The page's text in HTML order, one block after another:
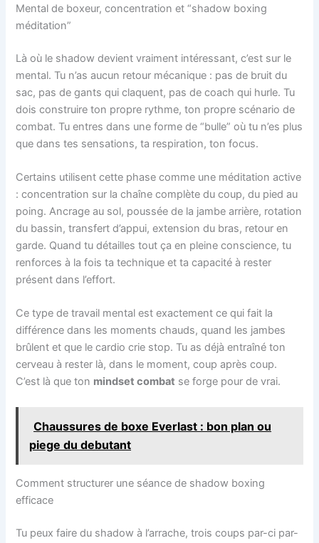
Mental de boxeur, concentration et “shadow boxing
méditation”
Là où le shadow devient vraiment intéressant, c’est sur le
mental. Tu n’as aucun retour mécanique : pas de bruit du
sac, pas de gants qui claquent, pas de coach qui hurle. Tu
dois construire ton propre rythme, ton propre scénario de
combat. Tu entres dans une forme de “bulle” où tu n’es plus
que dans tes sensations, ta respiration, ton focus.
Certains utilisent cette phase comme une méditation active
: concentration sur la chaîne complète du coup, du pied au
poing. Ancrage au sol, poussée de la jambe arrière, rotation
du bassin, transfert d’appui, extension du bras, retour en
garde. Quand tu détailles tout ça en pleine conscience, tu
renforces à la fois ta technique et ta capacité à rester
présent dans l’effort.
Ce type de travail mental est exactement ce qui fait la
différence dans les moments chauds, quand les jambes
brûlent et que le cardio crie stop. Tu as déjà entraîné ton
cerveau à rester là, dans le moment, coup après coup.
C’est là que ton mindset combat se forge pour de vrai.
Chaussures de boxe Everlast : bon plan ou
piege du debutant
Comment structurer une séance de shadow boxing
efficace
Tu peux faire du shadow à l’arrache, trois coups par-ci par-